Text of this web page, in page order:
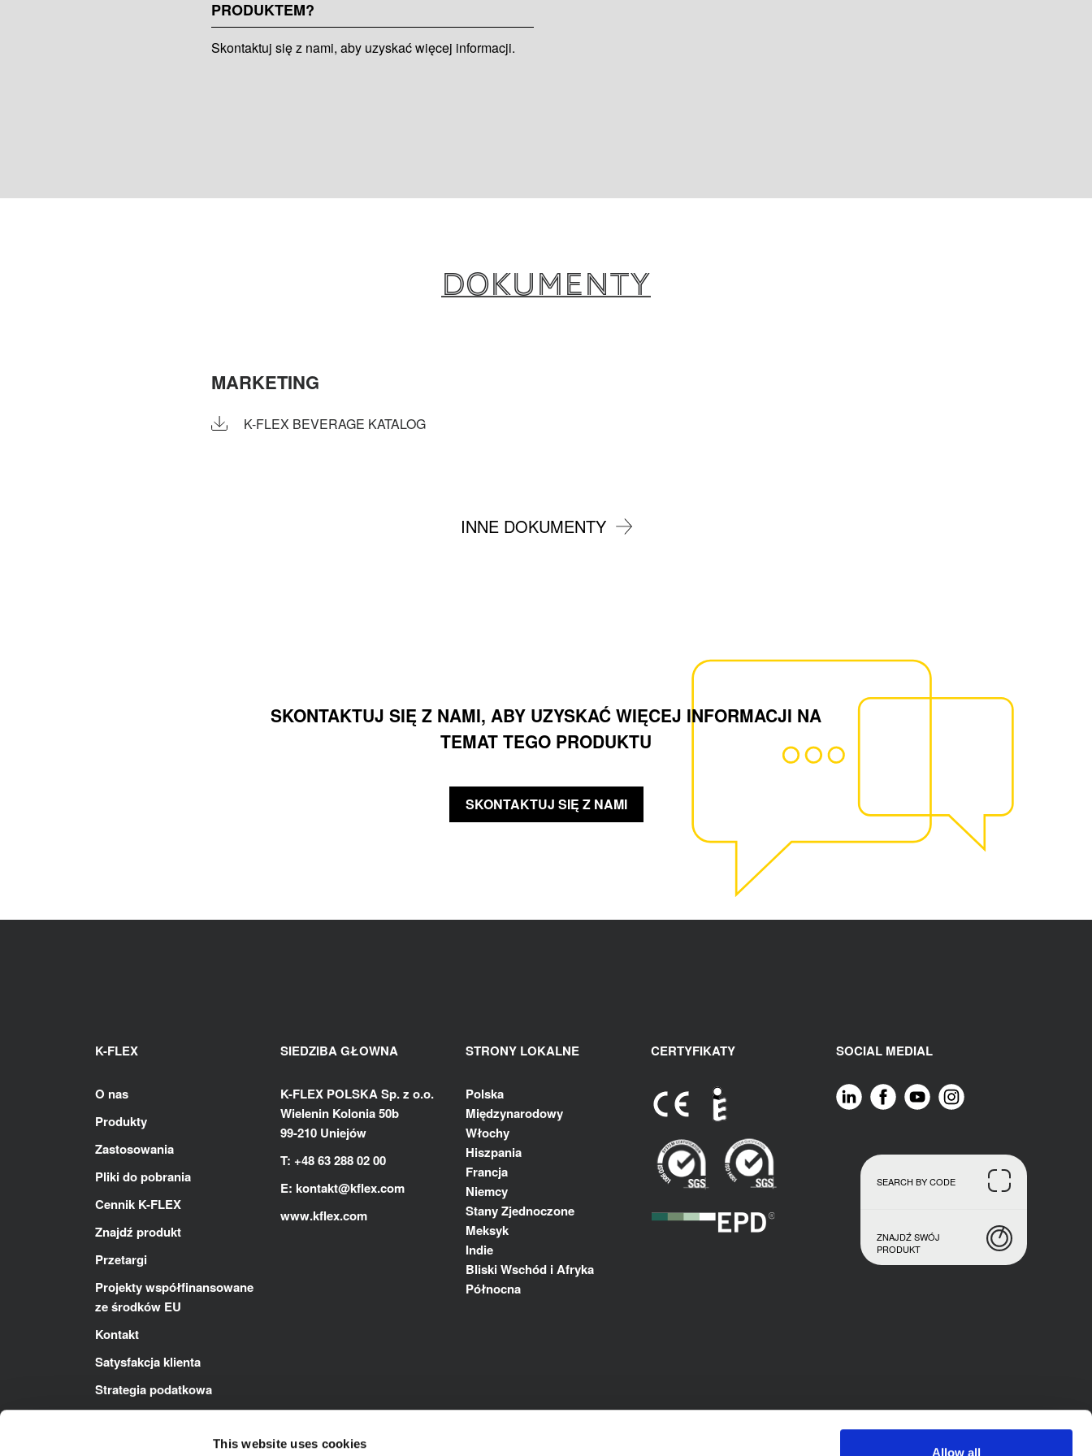
This website uses cookies
Allow all
SEARCH BY CODE
ZNAJDŹ SWÓJ
PRODUKT
PRODUKTEM?
Skontaktuj się z nami, aby uzyskać więcej informacji.
Dokumenty
MARKETING
K-FLEX BEVERAGE KATALOG
INNE DOKUMENTY
SKONTAKTUJ SIĘ Z NAMI, ABY UZYSKAĆ WIĘCEJ INFORMACJI NA
TEMAT TEGO PRODUKTU
SKONTAKTUJ SIĘ Z NAMI
K-FLEX
O nas
Produkty
Zastosowania
Pliki do pobrania
Cennik K-FLEX
Znajdź produkt
Przetargi
Projekty współfinansowane
ze środków EU
Kontakt
Satysfakcja klienta
Strategia podatkowa
SIEDZIBA GŁOWNA
K-FLEX POLSKA Sp. z o.o.
Wielenin Kolonia 50b
99-210 Uniejów
T: +48 63 288 02 00
E: kontakt@kflex.com
www.kflex.com
STRONY LOKALNE
Polska
Międzynarodowy
Włochy
Hiszpania
Francja
Niemcy
Stany Zjednoczone
Meksyk
Indie
Bliski Wschód i Afryka
Północna
CERTYFIKATY SOCIAL MEDIAL